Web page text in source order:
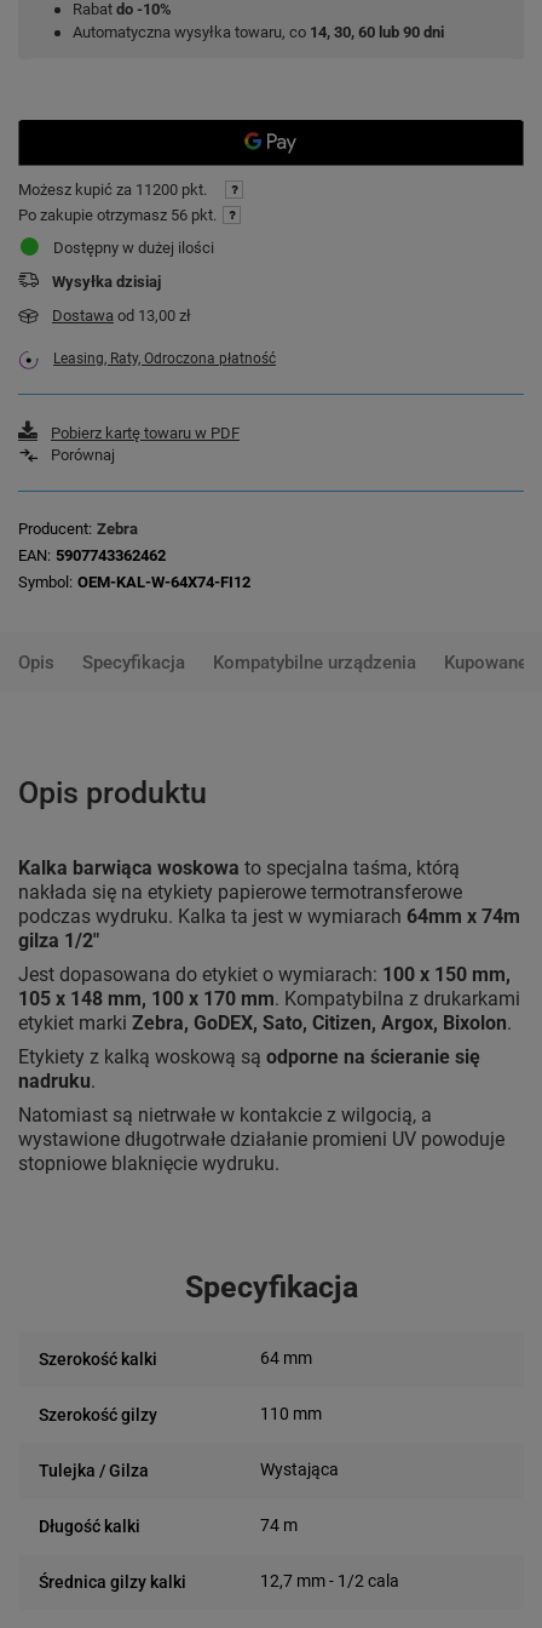
Rabat do -10%
Automatyczna wysyłka towaru, co 14, 30, 60 lub 90 dni
Możesz kupić za 11200 pkt.
Po zakupie otrzymasz 56 pkt.
Dostępny w dużej ilości
Wysyłka dzisiaj
Dostawa od 13,00 zł
Leasing, Raty, Odroczona płatność
Pobierz kartę towaru w PDF
Porównaj
Producent Zebra
EAN 5907743362462
Symbol OEM-KAL-W-64X74-FI12
Opis Specyfikacja Kompatybilne urządzenia Kupowane
Opis produktu
Kalka barwiąca woskowa to specjalna taśma, którą
nakłada się na etykiety papierowe termotransferowe
podczas wydruku. Kalka ta jest w wymiarach 64mm x 74m
gilza 1/2"
Jest dopasowana do etykiet o wymiarach: 100 x 150 mm,
105 x 148 mm, 100 x 170 mm. Kompatybilna z drukarkami
etykiet marki Zebra, GoDEX, Sato, Citizen, Argox, Bixolon.
Etykiety z kalką woskową są odporne na ścieranie się
nadruku.
Natomiast są nietrwałe w kontakcie z wilgocią, a
wystawione długotrwałe działanie promieni UV powoduje
stopniowe blaknięcie wydruku.
Specyfikacja
Szerokość kalki 64 mm
Szerokość gilzy 110 mm
Tulejka / Gilza Wystająca
Długość kalki 74 m
Średnica gilzy kalki 12,7 mm - 1/2 cala